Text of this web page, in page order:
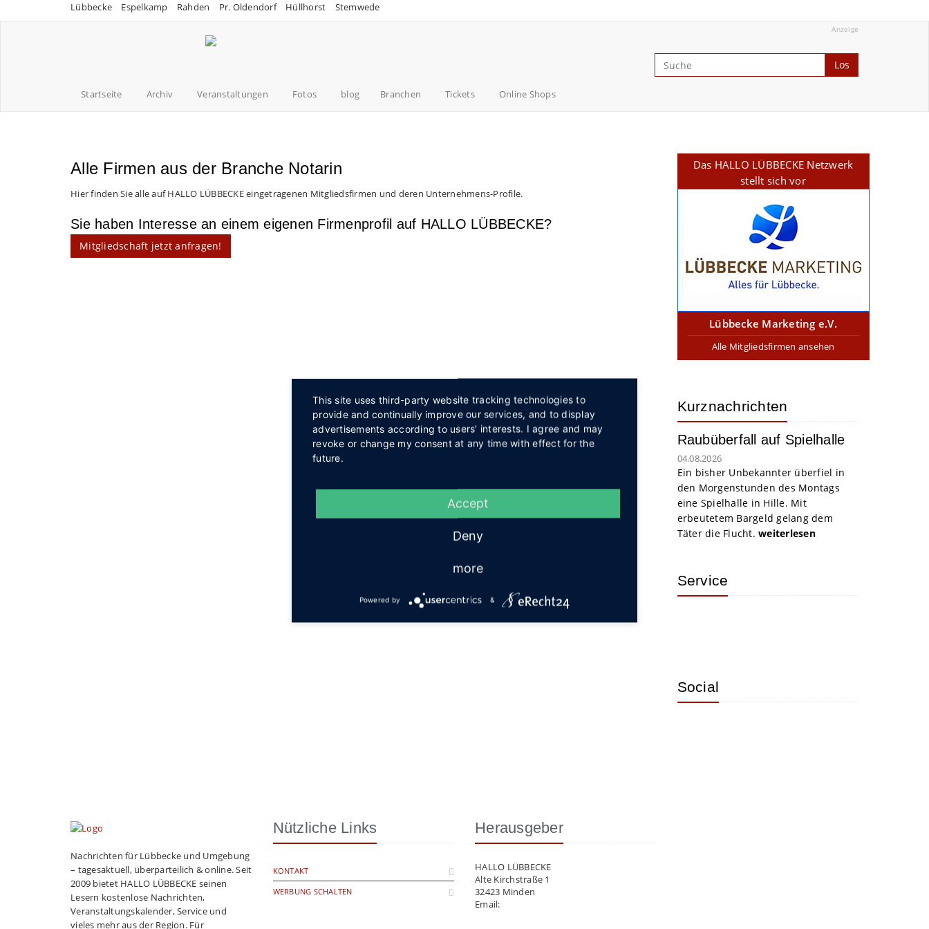
Lübbecke Espelkamp Rahden Pr. Oldendorf Hüllhorst Stemwede
Anzeige
Los
Startseite Archiv Veranstaltungen Fotos blog Branchen Tickets Online Shops
Alle Firmen aus der Branche Notarin
Hier finden Sie alle auf HALLO LÜBBECKE eingetragenen Mitgliedsfirmen und deren Unternehmens-Profile.
Sie haben Interesse an einem eigenen Firmenprofil auf HALLO LÜBBECKE?
Mitgliedschaft jetzt anfragen!
Das HALLO LÜBBECKE Netzwerk
stellt sich vor
Lübbecke Marketing e.V.
Alle Mitgliedsfirmen ansehen
Kurznachrichten
Raubüberfall auf Spielhalle
04.08.2026
Ein bisher Unbekannter überfiel in
den Morgenstunden des Montags
eine Spielhalle in Hille. Mit
erbeutetem Bargeld gelang dem
Täter die Flucht. weiterlesen
Service
Social
Nachrichten für Lübbecke und Umgebung
– tagesaktuell, überparteilich & online. Seit
2009 bietet HALLO LÜBBECKE seinen
Lesern kostenlose Nachrichten,
Veranstaltungskalender, Service und
vieles mehr aus der Region. Für
Nützliche Links
KONTAKT
WERBUNG SCHALTEN
Herausgeber
HALLO LÜBBECKE
Alte Kirchstraße 1
32423 Minden
Email:
This site uses third-party website tracking technologies to
provide and continually improve our services, and to display
advertisements according to users' interests. I agree and may
revoke or change my consent at any time with effect for the
future.
Accept
Deny
more
Powered by &